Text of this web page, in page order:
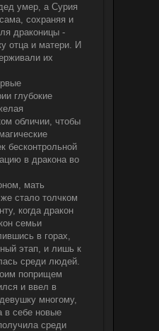
умер, а Сурия
сохраняя и
драконицы -
отца и матери. И
их
глубокие
обличии, чтобы
бесконтрольной
в дракона во
мать
стало толчком
когда дракон
семьи
в горах,
этап, и лишь к
среди людей.
поприщем
и ввел в
многому,
в себе новые
среди